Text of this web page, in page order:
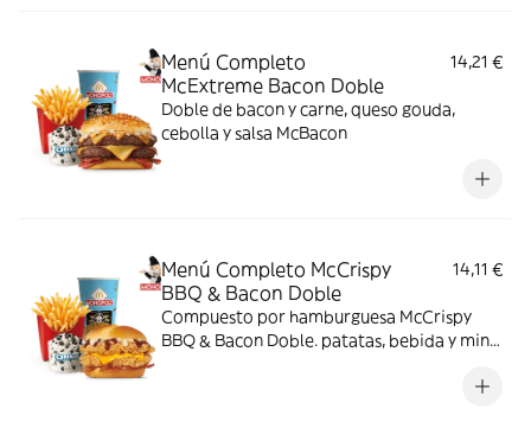
Menú Completo
McExtreme Bacon Doble
14,21 €
Doble de bacon y carne, queso gouda,
cebolla y salsa McBacon
Menú Completo McCrispy
BBQ & Bacon Doble
14,11 €
Compuesto por hamburguesa McCrispy
BBQ & Bacon Doble. patatas, bebida y mini